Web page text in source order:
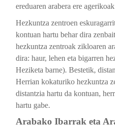
ereduaren arabera ere
Hezkuntza zentroen
kontuan hartu behar dira
hezkuntza zentroak zikloaren
dira: haur, lehen eta bigarren
Heziketa barne). Bestetik,
Herrian kokaturiko hezkuntza
distantzia hartu da kontuan,
hartu gabe.
Arabako Ibarrak eta